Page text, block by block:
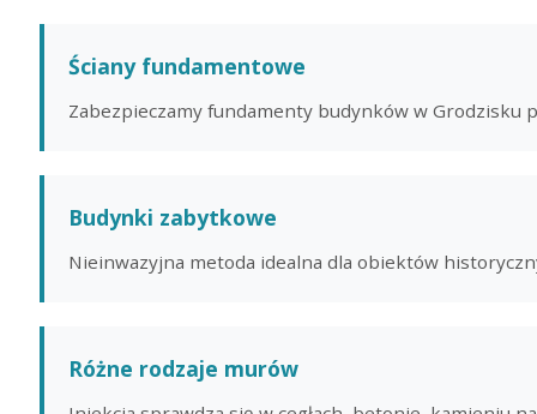
Ściany fundamentowe
Zabezpieczamy fundamenty budynków w Grodzisku
Budynki zabytkowe
Nieinwazyjna metoda idealna dla obiektów
Różne rodzaje murów